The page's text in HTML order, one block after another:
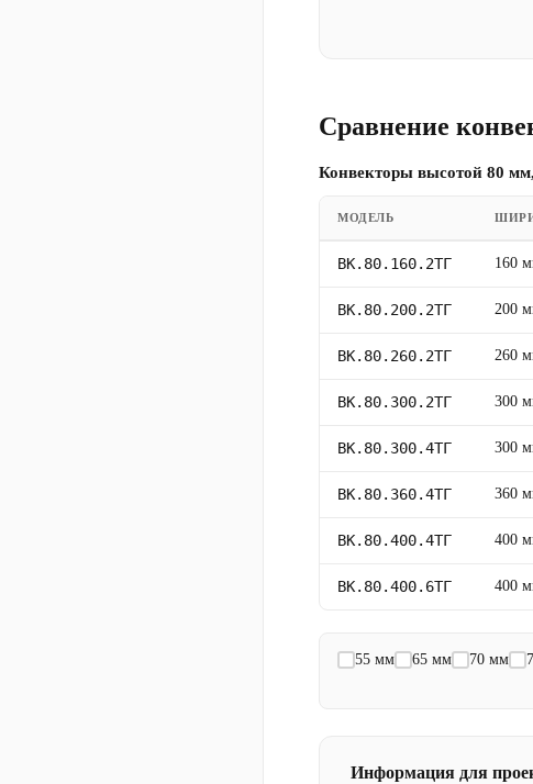
Сравнение
Конвекторы высотой 80
МОДЕЛЬ
ВК.80.160.2ТГ 160
ВК.80.200.2ТГ 200
ВК.80.260.2ТГ 260
ВК.80.300.2ТГ 300
ВК.80.300.4ТГ 300
ВК.80.360.4ТГ 360
ВК.80.400.4ТГ 400
ВК.80.400.6ТГ 400
55 мм 65 мм 70 мм
Информация для